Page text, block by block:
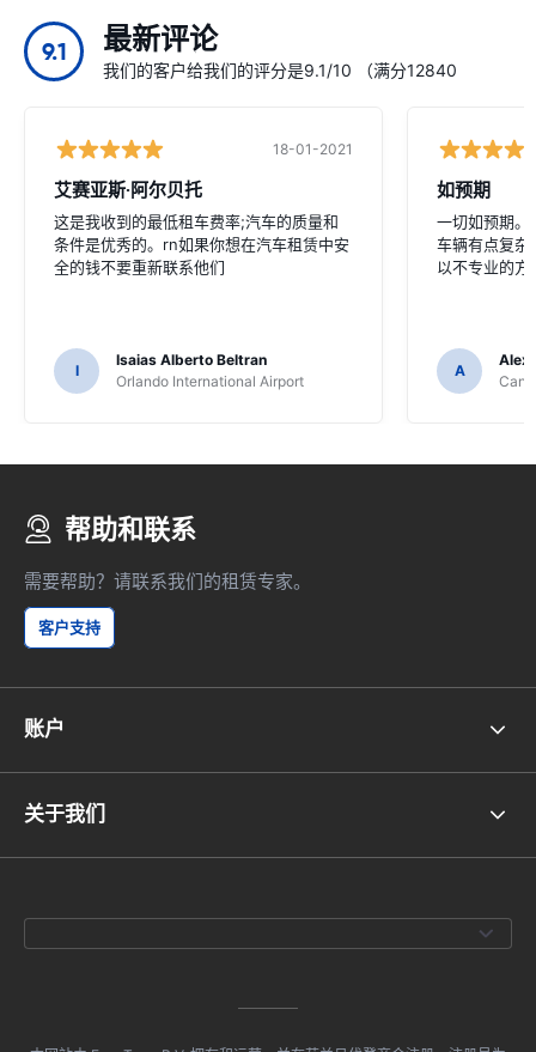
9.1 最新评论
我们的客户给我们的评分是9.1/10 （满分12840
18-01-2021
艾赛亚斯·阿尔贝托
这是我收到的最低租车费率;汽车的质量和
条件是优秀的。rn如果你想在汽车租赁中安
全的钱不要重新联系他们
I
Isaias Alberto Beltran
Orlando International Airport
如预期
一切如预期
车辆有点复杂
以不专业的方
A
Alex
帮助和联系
需要帮助？请联系我们的租赁专家。
客户支持
账户
关于我们